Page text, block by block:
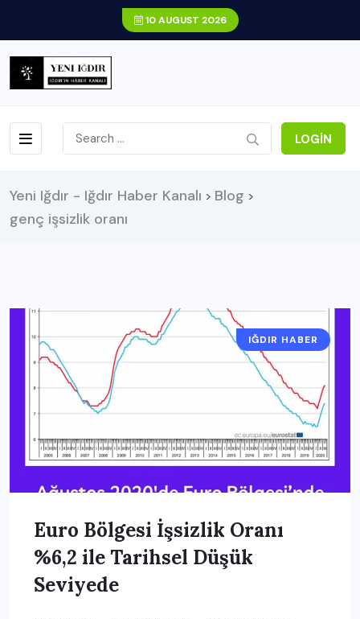
10 AUGUST 2026
LOGIN
Yeni Iğdır - Iğdır Haber Kanalı > Blog >
genç işsizlik oranı
IĞDIR HABER
Euro Bölgesi İşsizlik Oranı
%6,2 ile Tarihsel Düşük
Seviyede